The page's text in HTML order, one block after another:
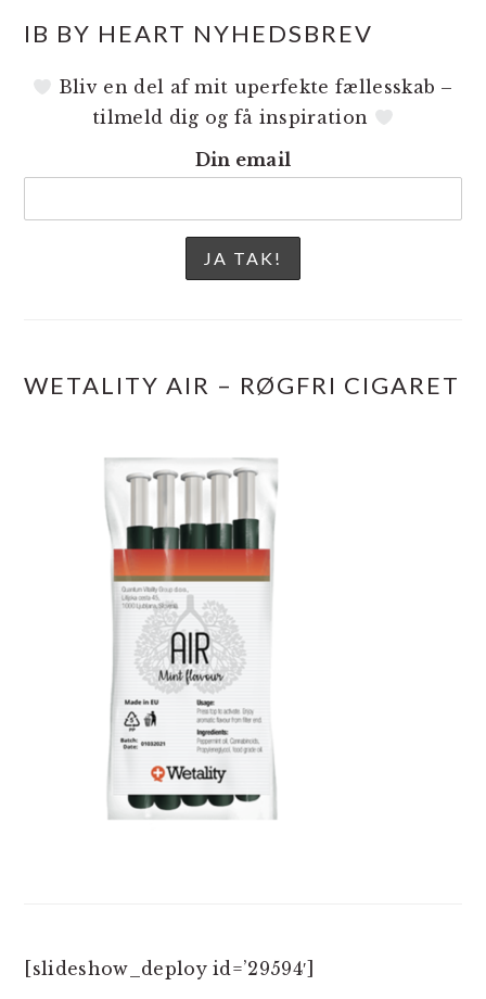
IB BY HEART NYHEDSBREV
Bliv en del af mit uperfekte fællesskab –
tilmeld dig og få inspiration
Din email
WETALITY AIR – RØGFRI CIGARET
[slideshow_deploy id=’29594′]